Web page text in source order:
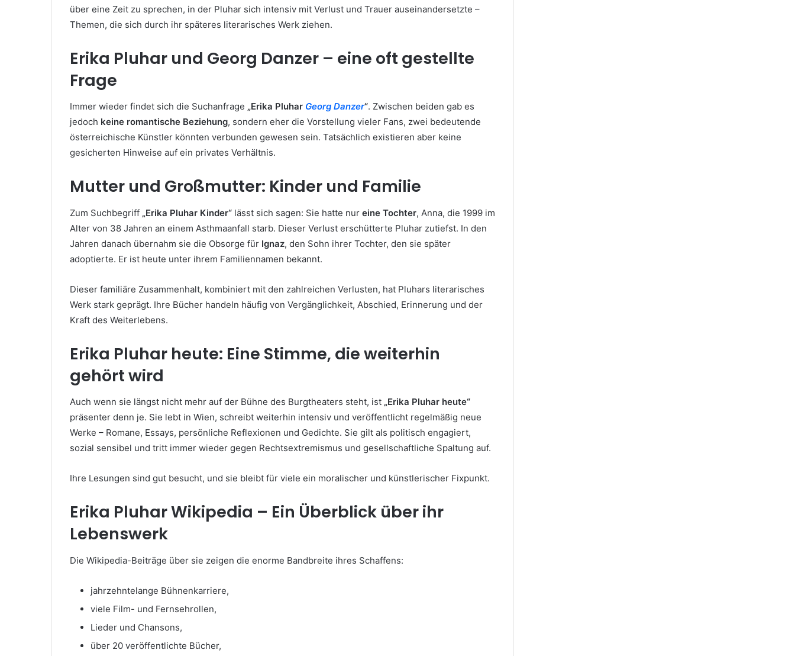
über eine Zeit zu sprechen, in der Pluhar sich intensiv mit Verlust und Trauer auseinandersetzte –
Themen, die sich durch ihr späteres literarisches Werk ziehen.
Erika Pluhar und Georg Danzer – eine oft gestellte
Frage
Immer wieder findet sich die Suchanfrage „Erika Pluhar Georg Danzer“. Zwischen beiden gab es
jedoch keine romantische Beziehung, sondern eher die Vorstellung vieler Fans, zwei bedeutende
österreichische Künstler könnten verbunden gewesen sein. Tatsächlich existieren aber keine
gesicherten Hinweise auf ein privates Verhältnis.
Mutter und Großmutter: Kinder und Familie
Zum Suchbegriff „Erika Pluhar Kinder“ lässt sich sagen: Sie hatte nur eine Tochter, Anna, die 1999 im
Alter von 38 Jahren an einem Asthmaanfall starb. Dieser Verlust erschütterte Pluhar zutiefst. In den
Jahren danach übernahm sie die Obsorge für Ignaz, den Sohn ihrer Tochter, den sie später
adoptierte. Er ist heute unter ihrem Familiennamen bekannt.
Dieser familiäre Zusammenhalt, kombiniert mit den zahlreichen Verlusten, hat Pluhars literarisches
Werk stark geprägt. Ihre Bücher handeln häufig von Vergänglichkeit, Abschied, Erinnerung und der
Kraft des Weiterlebens.
Erika Pluhar heute: Eine Stimme, die weiterhin
gehört wird
Auch wenn sie längst nicht mehr auf der Bühne des Burgtheaters steht, ist „Erika Pluhar heute“
präsenter denn je. Sie lebt in Wien, schreibt weiterhin intensiv und veröffentlicht regelmäßig neue
Werke – Romane, Essays, persönliche Reflexionen und Gedichte. Sie gilt als politisch engagiert,
sozial sensibel und tritt immer wieder gegen Rechtsextremismus und gesellschaftliche Spaltung auf.
Ihre Lesungen sind gut besucht, und sie bleibt für viele ein moralischer und künstlerischer Fixpunkt.
Erika Pluhar Wikipedia – Ein Überblick über ihr
Lebenswerk
Die Wikipedia-Beiträge über sie zeigen die enorme Bandbreite ihres Schaffens:
jahrzehntelange Bühnenkarriere,
viele Film- und Fernsehrollen,
Lieder und Chansons,
über 20 veröffentlichte Bücher,